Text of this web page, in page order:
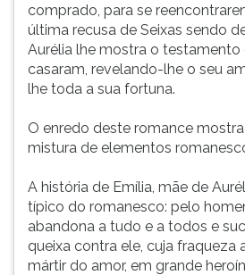
comprado, para se
última recusa de Seixas sendo
Aurélia lhe mostra o testamento
casaram, revelando-lhe o seu
lhe toda a sua fortuna.
O enredo deste romance
mistura de elementos
A história de Emília, mãe de
típico do romanesco: pelo
abandona a tudo e a todos e
queixa contra ele, cuja fraqueza
mártir do amor, em grande